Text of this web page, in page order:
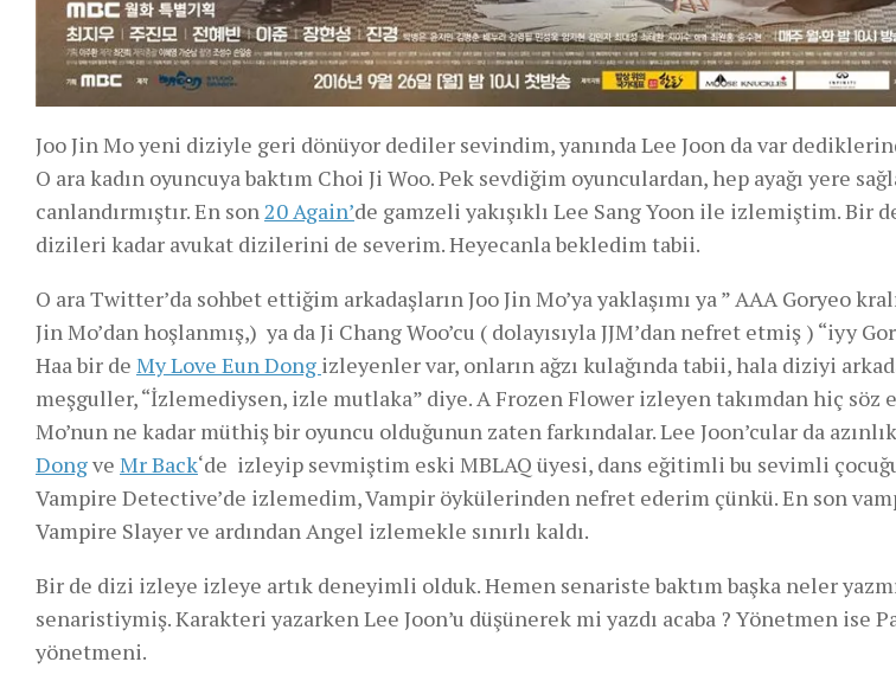
Joo Jin Mo yeni diziyle geri dönüyor dediler sevindim, yanında Lee Joon da var
O ara kadın oyuncuya baktım Choi Ji Woo. Pek sevdiğim oyunculardan, hep ayağı yere
canlandırmıştır. En son20 Again’de gamzeli yakışıklı Lee Sang Yoon ile izlemiştim. Bir
dizileri kadar avukat dizilerini de severim. Heyecanla bekledim tabii.
O ara Twitter’da sohbet ettiğim arkadaşların Joo Jin Mo’ya yaklaşımı ya ” AAA Goryeo
Jin Mo’dan hoşlanmış,) ya da Ji Chang Woo’cu ( dolayısıyla JJM’dan nefret etmiş ) “iyy
Haa bir de My Love Eun Dong izleyenler var, onların ağzı kulağında tabii, hala diziyi
meşguller, “İzlemediysen, izle mutlaka” diye. A Frozen Flower izleyen takımdan hiç söz
Mo’nun ne kadar müthiş bir oyuncu olduğunun zaten farkındalar. Lee Joon’cular da
Dongve Mr Back‘de izleyip sevmiştim eski MBLAQ üyesi, dans eğitimli bu sevimli
Vampire Detective’de izlemedim, Vampir öykülerinden nefret ederim çünkü. En son
Vampire Slayer ve ardından Angel izlemekle sınırlı kaldı.
Bir de dizi izleye izleye artık deneyimli olduk. Hemen senariste baktım başka neler
senaristiymiş. Karakteri yazarken Lee Joon’u düşünerek mi yazdı acaba ? Yönetmen ise
yönetmeni.